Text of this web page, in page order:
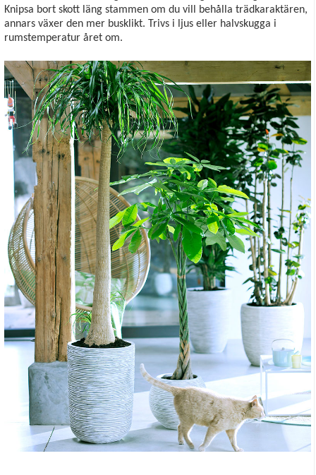
Knipsa bort skott läng stammen om du vill behålla trädkaraktären,
annars växer den mer busklikt. Trivs i ljus eller halvskugga i
rumstemperatur året om.